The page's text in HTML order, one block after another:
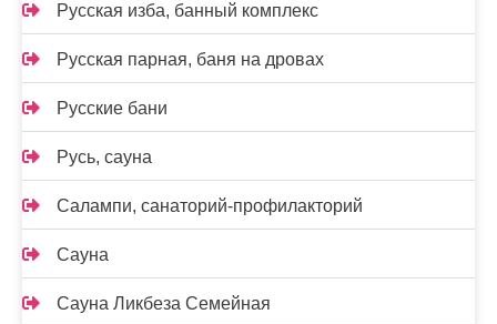
Русская изба, банный комплекс
Русская парная, баня на дровах
Русские бани
Русь, сауна
Салампи, санаторий-профилакторий
Сауна
Сауна Ликбеза Семейная